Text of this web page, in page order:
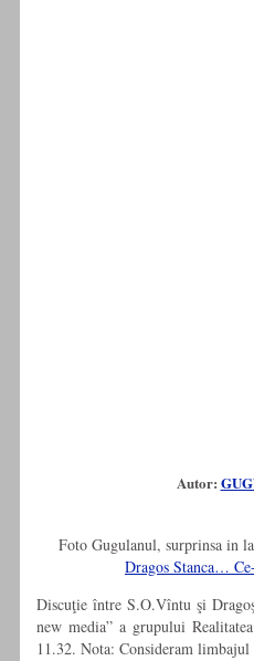
Autor:
Foto Gugulanul, surprinsa in
Dragos Stanca…
Discuţie între S.O.Vîntu şi
new media” a grupului
11.32. Nota: Consideram